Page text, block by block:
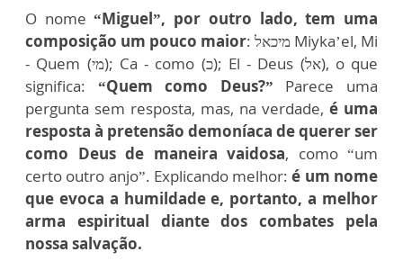
O nome“Miguel”, por outro lado, tem uma
composição um pouco maior: מיכאל Miyka’el, Mi
- Quem (מי); Ca - como (כ); El - Deus (אל), o que
significa: “Quem como Deus?” Parece uma
pergunta sem resposta, mas, na verdade, é uma
resposta à pretensão demoníaca de querer ser
como Deus de maneira vaidosa, como “um
certo outro anjo”. Explicando melhor:é um nome
que evoca a humildade e, portanto, a melhor
arma espiritual diante dos combates pela
nossa salvação.